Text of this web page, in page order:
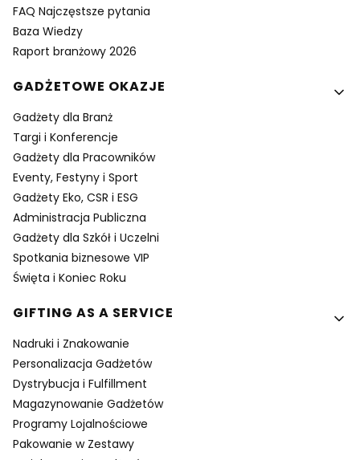
FAQ Najczęstsze pytania
Baza Wiedzy
Raport branżowy 2026
GADŻETOWE OKAZJE
Gadżety dla Branż
Targi i Konferencje
Gadżety dla Pracowników
Eventy, Festyny i Sport
Gadżety Eko, CSR i ESG
Administracja Publiczna
Gadżety dla Szkół i Uczelni
Spotkania biznesowe VIP
Święta i Koniec Roku
GIFTING AS A SERVICE
Nadruki i Znakowanie
Personalizacja Gadżetów
Dystrybucja i Fulfillment
Magazynowanie Gadżetów
Programy Lojalnościowe
Pakowanie w Zestawy